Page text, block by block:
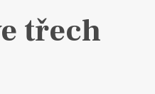
třech